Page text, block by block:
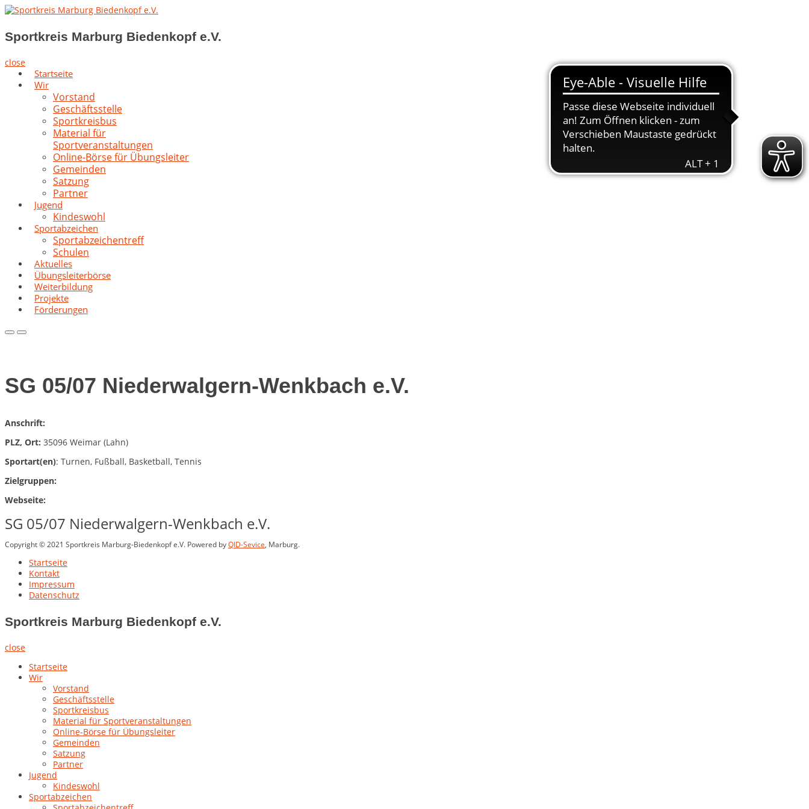
Skip
content
Sportkreis Marburg Biedenkopf e.V.
Sportkreis Marburg Biedenkopf e.V.
close
Startseite
Wir
Vorstand
Geschäftsstelle
Sportkreisbus
Material für
Sportveranstaltungen
Online-Börse für Übungsleiter
Gemeinden
Satzung
Partner
Jugend
Kindeswohl
Sportabzeichen
Sportabzeichentreff
Schulen
Aktuelles
Übungsleiterbörse
Weiterbildung
Projekte
Förderungen
PrimaryPrimary
SG 05/07 Niederwalgern-Wenkbach e.V.
Anschrift:
PLZ, Ort: 35096 Weimar (Lahn)
Sportart(en): Turnen, Fußball, Basketball, Tennis
Zielgruppen:
Webseite:
SG 05/07 Niederwalgern-Wenkbach e.V.
Copyright © 2021 Sportkreis Marburg-Biedenkopf e.V. Powered byQID-Sevice, Marburg.
Startseite
Kontakt
Impressum
Datenschutz
Sportkreis Marburg Biedenkopf e.V.
close
Startseite
Wir
Vorstand
Geschäftsstelle
Sportkreisbus
Material für Sportveranstaltungen
Online-Börse für Übungsleiter
Gemeinden
Satzung
Partner
Jugend
Kindeswohl
Sportabzeichen